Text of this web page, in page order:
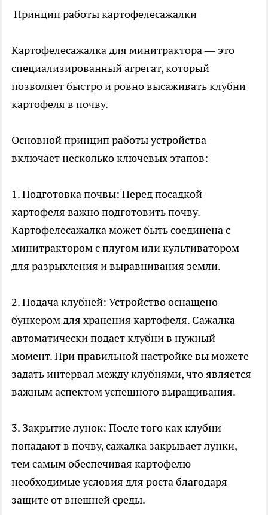
Принцип работы картофелесажалки
Картофелесажалка для минитрактора— это
специализированный агрегат, который
позволяет быстро и ровно высаживать клубни
картофеля в почву.
Основной принцип работы устройства
включает несколько ключевых этапов:
1. Подготовка почвы: Перед посадкой
картофеля важно подготовить почву.
Картофелесажалка может быть соединена с
минитрактором с плугом или культиватором
для разрыхления и выравнивания земли.
2. Подача клубней: Устройство оснащено
бункером для хранения картофеля. Сажалка
автоматически подает клубни в нужный
момент. При правильной настройке вы можете
задать интервал между клубнями, что является
важным аспектом успешного выращивания.
3. Закрытие лунок: После того как клубни
попадают в почву, сажалка закрывает лунки,
тем самым обеспечивая картофелю
необходимые условия для роста благодаря
защите от внешней среды.